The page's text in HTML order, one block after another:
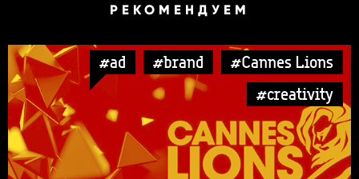
РЕКОМЕНДУЕМ
#ad #brand
#Cannes Lions
#creativity